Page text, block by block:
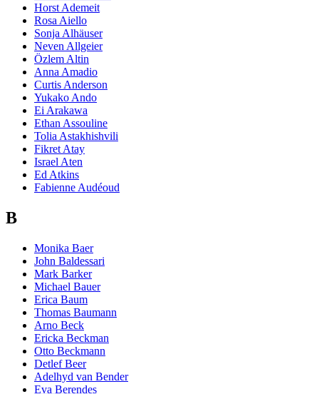
Horst Ademeit
Rosa Aiello
Sonja Alhäuser
Neven Allgeier
Özlem Altin
Anna Amadio
Curtis Anderson
Yukako Ando
Ei Arakawa
Ethan Assouline
Tolia Astakhishvili
Fikret Atay
Israel Aten
Ed Atkins
Fabienne Audéoud
B
Monika Baer
John Baldessari
Mark Barker
Michael Bauer
Erica Baum
Thomas Baumann
Arno Beck
Ericka Beckman
Otto Beckmann
Detlef Beer
Adelhyd van Bender
Eva Berendes